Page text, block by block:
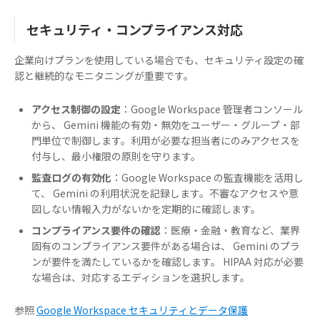
セキュリティ・コンプライアンス対応
企業向けプランを使用している場合でも、セキュリティ設定の確
認と継続的なモニタニングが重要です。
アクセス制御の設定 ：Google Workspace 管理者コンソール
から、 Gemini 機能の有効・無効をユーザー・グループ・部
門単位で制御します。利用が必要な担当者にのみアクセスを
付与し、最小権限の原則を守ります。
監査ログの有効化 ：Google Workspace の監査機能を活用し
て、 Gemini の利用状況を記録します。不審なアクセスや意
図しない情報入力がないかを定期的に確認します。
コンプライアンス要件の確認 ：医療・金融・教育など、業界
固有のコンプライアンス要件がある場合は、 Gemini のプラ
ンが要件を満たしているかを確認します。 HIPAA 対応が必要
な場合は、対応するエディションを選択します。
参照Google Workspace セキュリティとデータ保護